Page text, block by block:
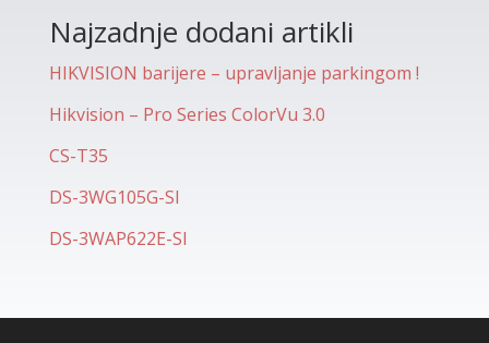
Najzadnje dodani artikli
HIKVISION barijere – upravljanje parkingom !
Hikvision – Pro Series ColorVu 3.0
CS-T35
DS-3WG105G-SI
DS-3WAP622E-SI